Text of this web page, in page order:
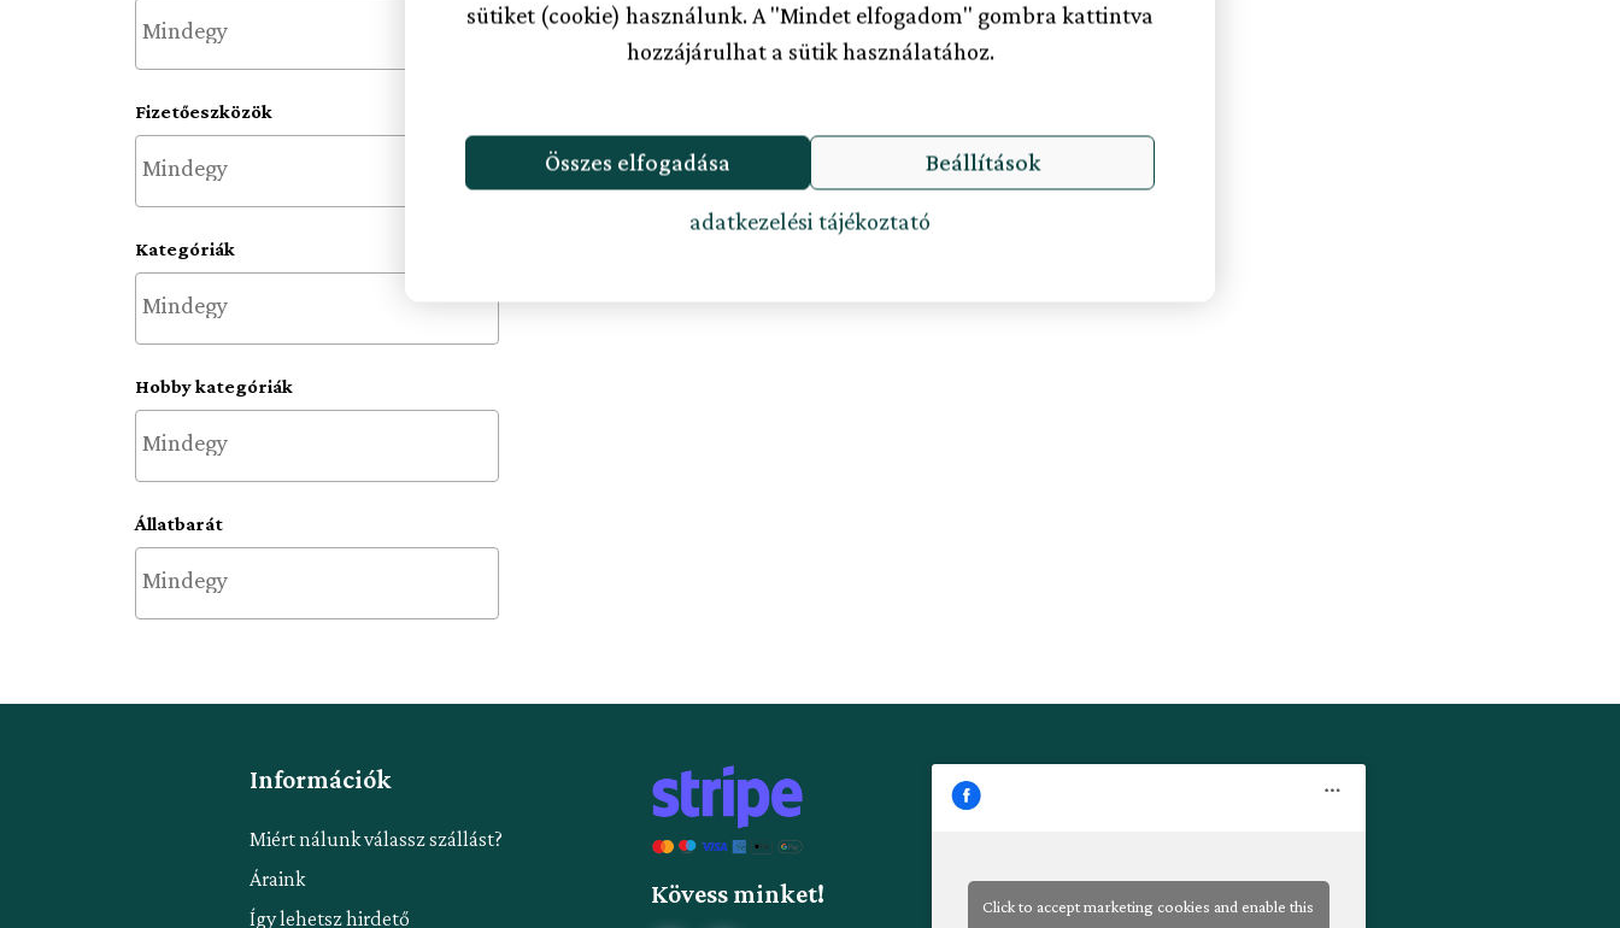
sütiket (cookie) használunk. A "Mindet elfogadom" gombra kattintva
hozzájárulhat a sütik használatához.
Összes elfogadása Beállítások
adatkezelési tájékoztató
Mátra
Tisza-tó (10)
Zemplén
Fizetőeszközök
Kategóriák
Hobby kategóriák
Állatbarát
Információk
Miért nálunk válassz szállást?
Áraink
Így lehetsz hirdető
Kövess minket!
Click to accept marketing cookies and enable this